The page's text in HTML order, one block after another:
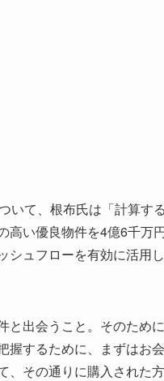
て、根布氏は「計算す
い優良物件を4億6千万
シュフローを有効に活用
出会うこと。そのため
握するために、まずはお
その通りに購入された